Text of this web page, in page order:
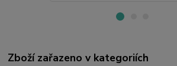
Zboží zařazeno v kategoriích